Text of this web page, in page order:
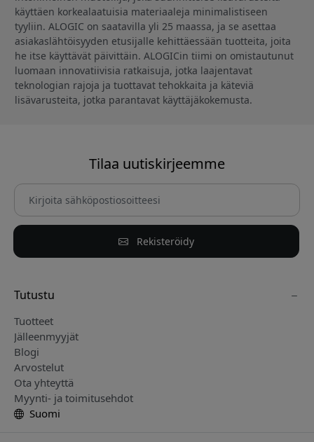
käyttäen korkealaatuisia materiaaleja minimalistiseen
tyyliin. ALOGIC on saatavilla yli 25 maassa, ja se asettaa
asiakaslähtöisyyden etusijalle kehittäessään tuotteita, joita
he itse käyttävät päivittäin. ALOGICin tiimi on omistautunut
luomaan innovatiivisia ratkaisuja, jotka laajentavat
teknologian rajoja ja tuottavat tehokkaita ja käteviä
lisävarusteita, jotka parantavat käyttäjäkokemusta.
Tilaa uutiskirjeemme
Rekisteröidy
Tutustu
Tuotteet
Jälleenmyyjät
Blogi
Arvostelut
Ota yhteyttä
Myynti- ja toimitusehdot
Suomi